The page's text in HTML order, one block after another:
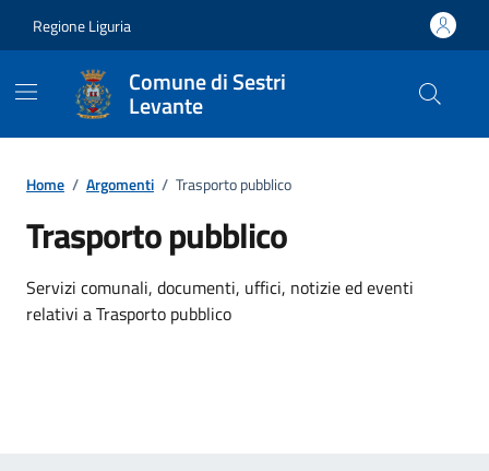
Regione Liguria
Comune di Sestri
Levante
Home / Argomenti / Trasporto pubblico
Trasporto pubblico
Dettagli dell'argomento
Servizi comunali, documenti, uffici, notizie ed eventi
relativi a Trasporto pubblico